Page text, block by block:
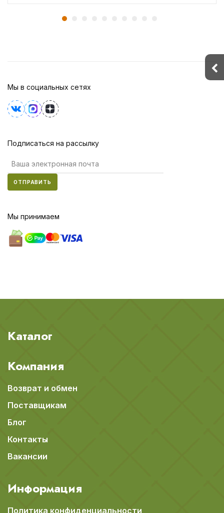
Мы в социальных сетях
Подписаться на рассылку
ОТПРАВИТЬ
Мы принимаем
Каталог
Компания
Возврат и обмен
Поставщикам
Блог
Контакты
Вакансии
Информация
Политика конфиденциальности